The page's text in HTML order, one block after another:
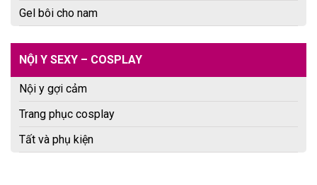
Gel bôi cho nam
NỘI Y SEXY – COSPLAY
Nội y gợi cảm
Trang phục cosplay
Tất và phụ kiện